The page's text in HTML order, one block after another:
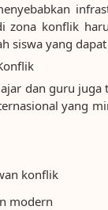
konflik
yang
dan guru
yang
konflik
modern